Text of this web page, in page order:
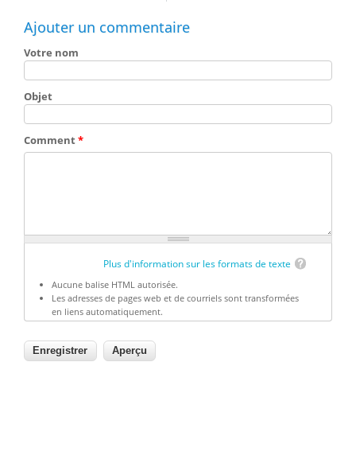
Ajouter un commentaire
Votre nom
Objet
Comment*
Plus d'information sur les formats de texte
Aucune balise HTML autorisée.
Les adresses de pages web et de courriels sont transformées
en liens automatiquement.